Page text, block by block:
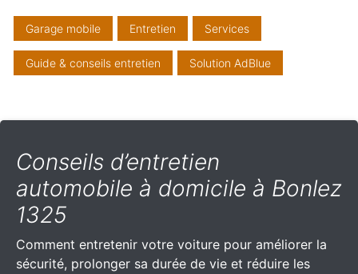
Garage mobile Entretien Services
Guide & conseils entretien Solution AdBlue
Conseils d’entretien
automobile à domicile à Bonlez
1325
Comment entretenir votre voiture pour améliorer la
sécurité, prolonger sa durée de vie et réduire les